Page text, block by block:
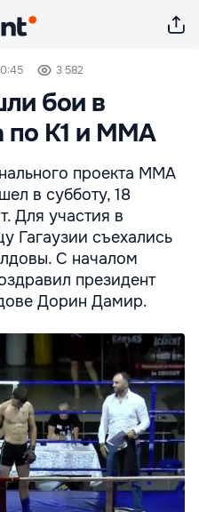
3 582
бои в
по К1 и ММА
проекта MMA
в субботу, 18
Для участия в
Гагаузии съехались
С началом
президент
Дорин Дамир.